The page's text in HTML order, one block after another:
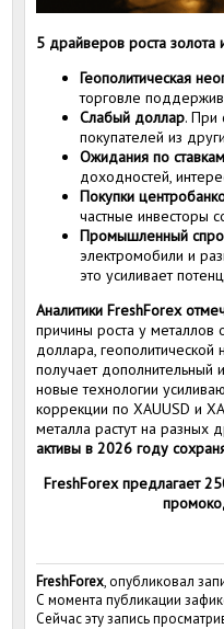
5 драйверов роста
Геополитическая
торговле
Слабый доллар. При
покупателей из
Ожидания по
доходностей,
Покупки
частные инвесторы
Промышленный
электромобили и
это усиливает
Аналитики FreshForex
причины роста у металлов
доллара,
получает дополнительный
новые технологии
коррекции по XAUUSD и
металла растут на
активы в 2026 году
FreshForex предлагает
FreshForex, опубликовал
С момента публикации
Сейчас эту запись